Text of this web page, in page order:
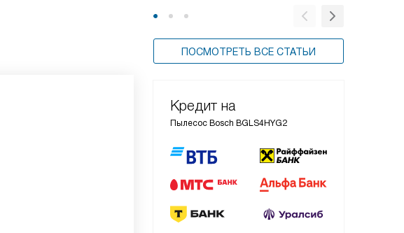
ПОСМОТРЕТЬ ВСЕ СТАТЬИ
Кредит на
Пылесос Bosch BGLS4HYG2